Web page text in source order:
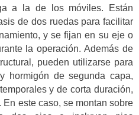
a la de los móviles. Están
de dos ruedas para facilitar
y se fijan en su eje o
la operación. Además de
pueden utilizarse para
hormigón de segunda capa,
y de corta duración,
este caso, se montan sobre